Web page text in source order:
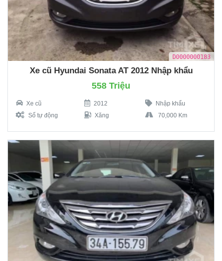
D0000000183
Xe cũ Hyundai Sonata AT 2012 Nhập khẩu
558 Triệu
Xe cũ 2012
Nhập khẩu
Số tự động
Xăng 70,000 Km